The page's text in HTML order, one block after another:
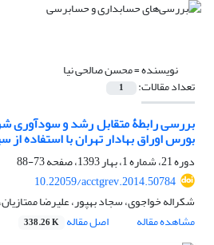
نویسنده =محسن صالحی نیا
تعداد مقالات: 1
بورس اوراق بهادار تهران با استفاده
دوره 21، شماره 1، بهار 1393، صفحه
73-88
10.22059/acctgrev.2014.50784
شکراله خواجوی، سجاد بهپور، علیرضا
مشاهده مقاله
اصل مقاله 338.26 K